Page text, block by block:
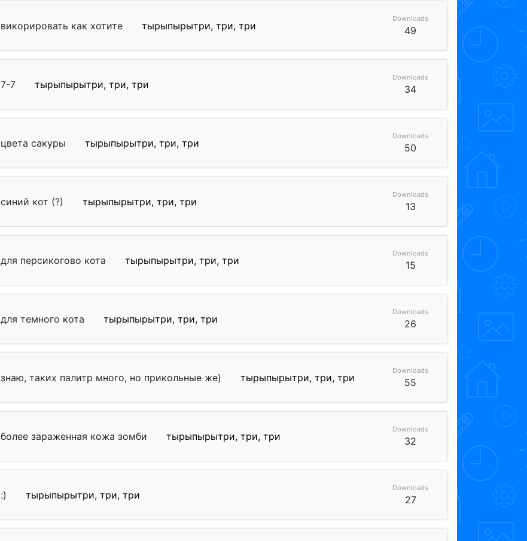
викорировать как хотите тырыпырытри, три, три
Downloads
49
7-7 тырыпырытри, три, три
Downloads
34
цвета сакуры тырыпырытри, три, три
Downloads
50
синий кот (?) тырыпырытри, три, три
Downloads
13
для персикогово кота тырыпырытри, три, три
Downloads
15
для темного кота тырыпырытри, три, три
Downloads
26
знаю, таких палитр много, но прикольные же) тырыпырытри, три, три
Downloads
55
более зараженная кожа зомби тырыпырытри, три, три
Downloads
32
:) тырыпырытри, три, три
Downloads
27